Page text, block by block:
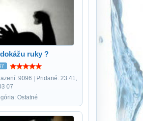
ruky ?
9096 | Pridané: 23:41,
07
Ostatné